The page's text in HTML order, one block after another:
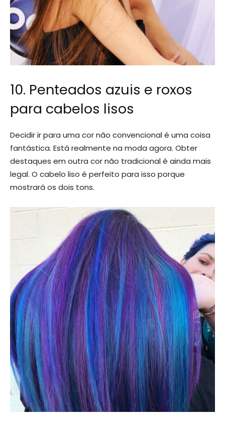
10. Penteados azuis e roxos
para cabelos lisos
Decidir ir para uma cor não convencional é uma coisa
fantástica. Está realmente na moda agora. Obter
destaques em outra cor não tradicional é ainda mais
legal. O cabelo liso é perfeito para isso porque
mostrará os dois tons.